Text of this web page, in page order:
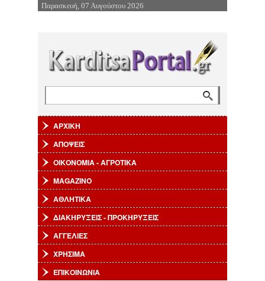
Επιστροφή στην Πλοήγηση
Παρασκευή, 07 Αυγούστου 2026
ΑΡΧΙΚΗ
ΑΠΟΨΕΙΣ
ΟΙΚΟΝΟΜΙΑ - ΑΓΡΟΤΙΚΑ
MAGAZINO
ΑΘΛΗΤΙΚΑ
ΔΙΑΚΗΡΥΞΕΙΣ - ΠΡΟΚΗΡΥΞΕΙΣ
ΑΓΓΕΛΙΕΣ
ΧΡΗΣΙΜΑ
ΕΠΙΚΟΙΝΩΝΙΑ